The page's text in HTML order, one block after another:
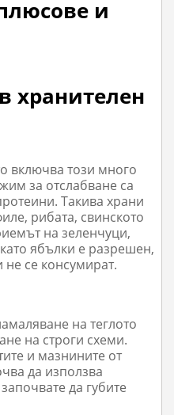
и
хранителен
включва този много
за отслабване са
Такива храни
рибата, свинското
на зеленчуци,
ябълки е разрешен,
се консумират.
на теглото
на строги схеми.
и мазнините от
да използва
да губите